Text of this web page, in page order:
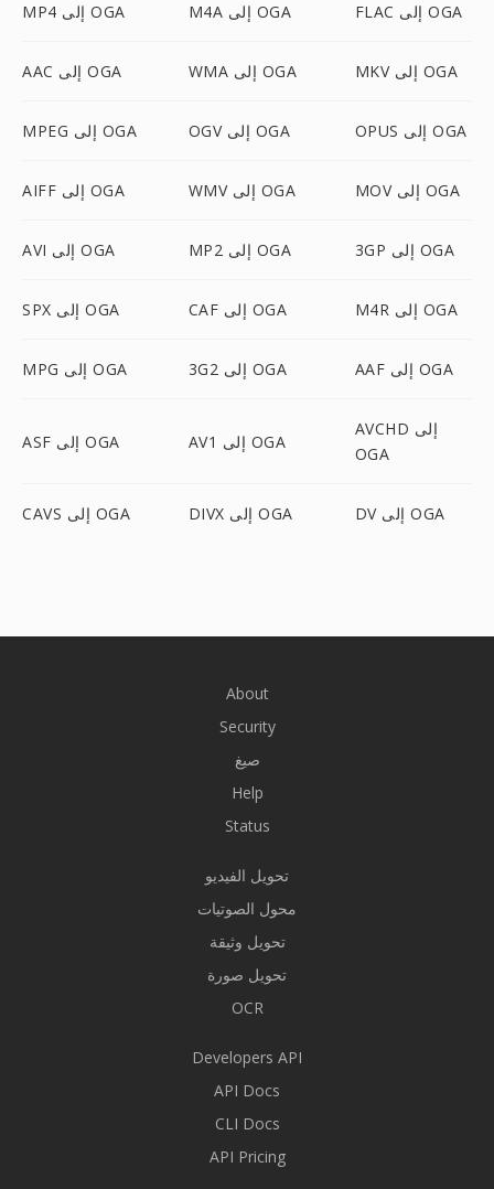
MP4 إلى OGA M4A إلى OGA FLAC إلى OGA
AAC إلى OGA WMA إلى OGA MKV إلى OGA
MPEG إلى OGA OGV إلى OGA OPUS إلى OGA
AIFF إلى OGA WMV إلى OGA MOV إلى OGA
AVI إلى OGA MP2 إلى OGA 3GP إلى OGA
SPX إلى OGA CAF إلى OGA M4R إلى OGA
MPG إلى OGA 3G2 إلى OGA AAF إلى OGA
ASF إلى OGA AV1 إلى OGA
AVCHD إلى
OGA
CAVS إلى OGA DIVX إلى OGA DV إلى OGA
About
Security
صيغ
Help
Status
تحويل الفيديو
محول الصوتيات
تحويل وثيقة
تحويل صورة
OCR
Developers API
API Docs
CLI Docs
API Pricing